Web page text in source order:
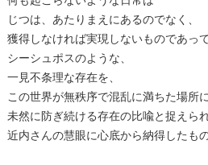
じつは、あたりまえにあるのでなく、
獲得しなければ実現しないものであって
シーシュポスのような、
一見不条理な存在を、
この世界が無秩序で混乱に満ちた場所
未然に防ぎ続ける存在の比喩と捉えら
近内さんの慧眼に心底から納得したもの